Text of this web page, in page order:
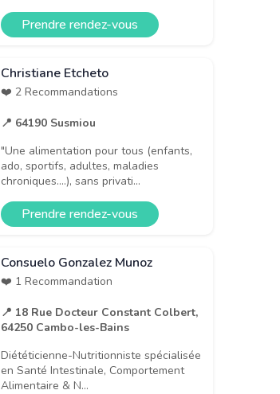
Prendre rendez-vous
Christiane Etcheto
❤️ 2 Recommandations
📍 64190 Susmiou
"Une alimentation pour tous (enfants,
ado, sportifs, adultes, maladies
chroniques....), sans privati...
Prendre rendez-vous
Consuelo Gonzalez Munoz
❤️ 1 Recommandation
📍 18 Rue Docteur Constant Colbert,
64250 Cambo-les-Bains
Diététicienne-Nutritionniste spécialisée
en Santé Intestinale, Comportement
Alimentaire & N...